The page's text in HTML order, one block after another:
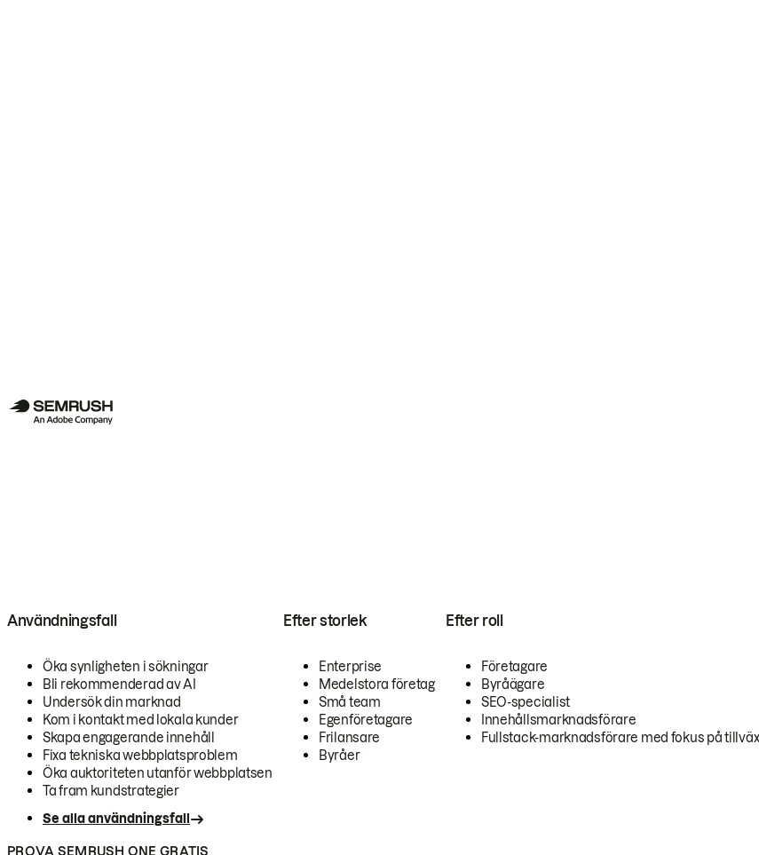
Användningsfall
Öka synligheten i sökningar
Bli rekommenderad av AI
Undersök din marknad
Kom i kontakt med lokala kunder
Skapa engagerande innehåll
Fixa tekniska webbplatsproblem
Öka auktoriteten utanför webbplatsen
Ta fram kundstrategier
Se alla användningsfall
Efter storlek
Enterprise
Medelstora företag
Små team
Egenföretagare
Frilansare
Byråer
Efter roll
Företagare
Byråägare
SEO-specialist
Innehållsmarknadsförare
Fullstack-marknadsförare med fokus på
PROVA SEMRUSH ONE GRATIS